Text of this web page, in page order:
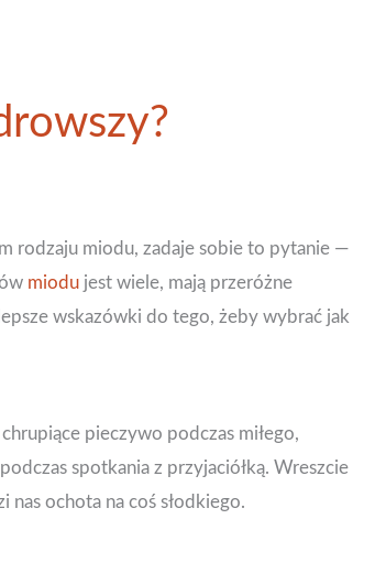
rodzaju miodu, zadaje sobie to pytanie —
miodu jest wiele, mają przeróżne
wskazówki do tego, żeby wybrać jak
pieczywo podczas miłego,
spotkania z przyjaciółką. Wreszcie
nas ochota na coś słodkiego.